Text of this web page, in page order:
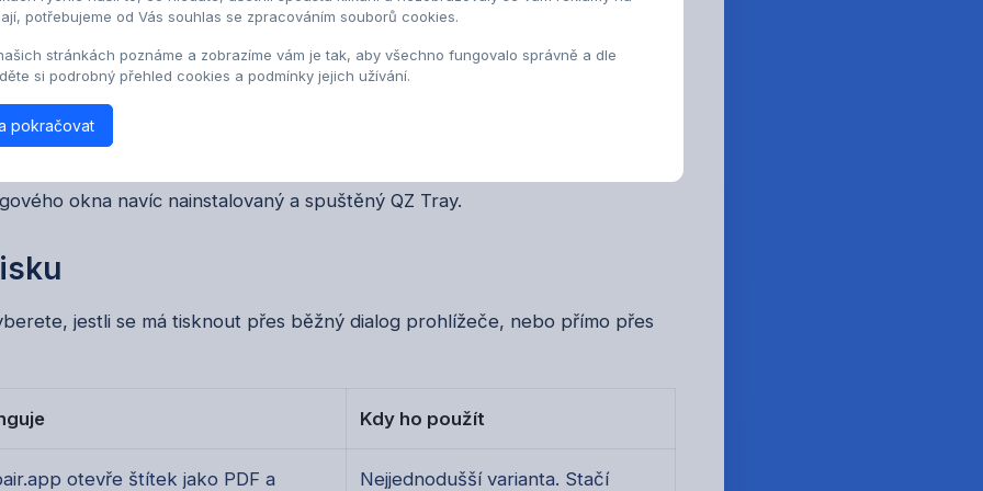
v počítači, ze kterého se bude tisknout,
štítků v milimetrech, například 50 x 30 mm,
nejčastěji 203 nebo 300 DPI,
okna navíc nainstalovaný a spuštěný QZ Tray.
jestli se má tisknout přes běžný dialog prohlížeče, nebo přímo přes
Kdy ho použít
otevře štítek jako PDF a
Nejjednodušší varianta. Stačí
potřebujeme od Vás souhlas se zpracováním souborů cookies.
stránkách poznáme a zobrazíme vám je tak, aby všechno fungovalo správně a dle
si podrobný přehled cookies a podmínky jejich užívání.
pokračovat